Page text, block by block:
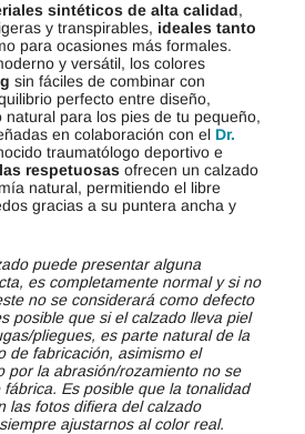
sintéticos de alta calidad,
y transpirables, ideales tanto
para ocasiones más formales.
y versátil, los colores
sin fáciles de combinar con
perfecto entre diseño,
natural para los pies de tu pequeño,
en colaboración con el Dr.
traumatólogo deportivo e
respetuosas ofrecen un calzado
natural, permitiendo el libre
gracias a su puntera ancha y
puede presentar alguna
es completamente normal y si no
no se considerará como defecto
posible que si el calzado lleva piel
pliegues, es parte natural de la
de fabricación, asimismo el
por la abrasión/rozamiento no se
Es posible que la tonalidad
las fotos difiera del calzado
ajustarnos al color real.